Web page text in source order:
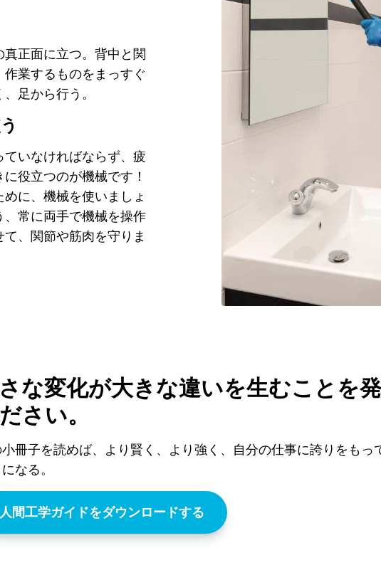
正面に立つ。背中と関
業するものをまっすぐ
足から行う。
いなければならず、疲
役立つのが機械です！
に、機械を使いましょ
、常に両手で機械を操作
、関節や筋肉を守りま
な変化が大きな違いを生むことを
さい。
小冊子を読めば、より賢く、より強く、自分の仕事に誇りをもっ
なる。
人間工学ガイドをダウンロードする